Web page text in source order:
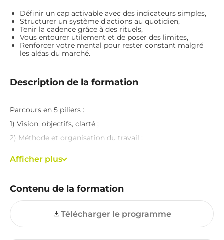
Définir un cap activable avec des indicateurs simples,
Structurer un système d’actions au quotidien,
Tenir la cadence grâce à des rituels,
Vous entourer utilement et de poser des limites,
Renforcer votre mental pour rester constant malgré
les aléas du marché.
Description de la formation
Parcours en 5 piliers :
1) Vision, objectifs, clarté ;
2) Méthode et organisation du travail ;
4) Entourage professionnel et personnel ;
Exemple d’outils fournis : rituels hebdomadaires, agenda
pilote, tableaux d’actions reproductibles.
Afficher plus
Contenu de la formation
Télécharger le programme